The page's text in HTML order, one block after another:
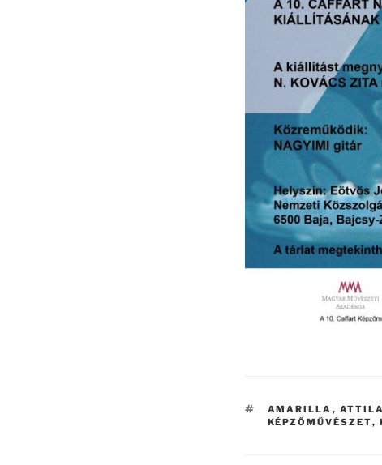
CÍMKÉK
AMARILLA , ATTILA
KÉPZŐMŰVÉSZET,